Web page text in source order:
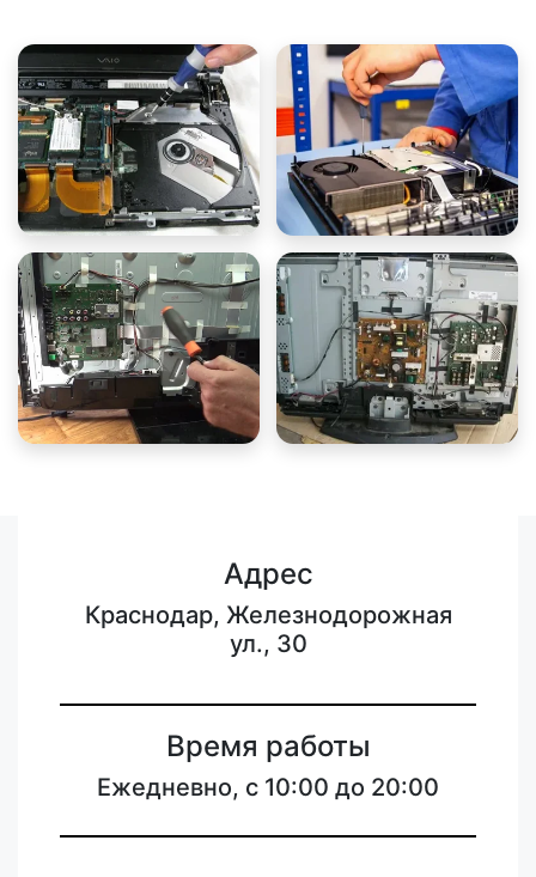
Адрес
Краснодар, Железнодорожная
ул., 30
Время работы
Ежедневно, с 10:00 до 20:00